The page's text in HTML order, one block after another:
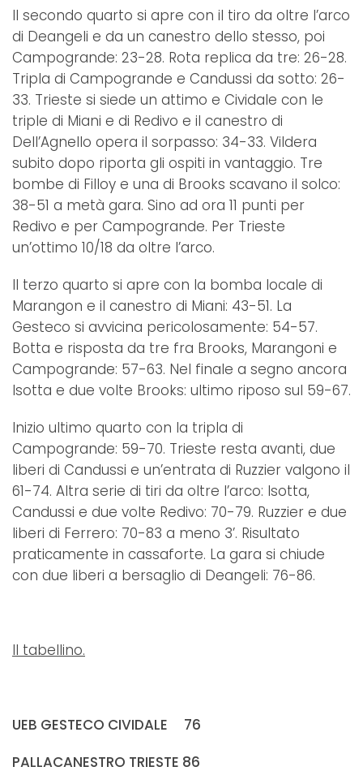
Il secondo quarto si apre con il tiro da oltre l’arco
di Deangeli e da un canestro dello stesso, poi
Campogrande: 23-28. Rota replica da tre: 26-28.
Tripla di Campogrande e Candussi da sotto: 26-
33. Trieste si siede un attimo e Cividale con le
triple di Miani e di Redivo e il canestro di
Dell’Agnello opera il sorpasso: 34-33. Vildera
subito dopo riporta gli ospiti in vantaggio. Tre
bombe di Filloy e una di Brooks scavano il solco:
38-51 a metà gara. Sino ad ora 11 punti per
Redivo e per Campogrande. Per Trieste
un’ottimo 10/18 da oltre l’arco.
Il terzo quarto si apre con la bomba locale di
Marangon e il canestro di Miani: 43-51. La
Gesteco si avvicina pericolosamente: 54-57.
Botta e risposta da tre fra Brooks, Marangoni e
Campogrande: 57-63. Nel finale a segno ancora
Isotta e due volte Brooks: ultimo riposo sul 59-67.
Inizio ultimo quarto con la tripla di
Campogrande: 59-70. Trieste resta avanti, due
liberi di Candussi e un’entrata di Ruzzier valgono il
61-74. Altra serie di tiri da oltre l’arco: Isotta,
Candussi e due volte Redivo: 70-79. Ruzzier e due
liberi di Ferrero: 70-83 a meno 3’. Risultato
praticamente in cassaforte. La gara si chiude
con due liberi a bersaglio di Deangeli: 76-86.
Il tabellino.
UEB GESTECO CIVIDALE 76
PALLACANESTRO TRIESTE 86